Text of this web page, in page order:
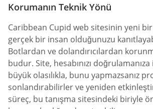
Korumanın Teknik Yönü
Caribbean Cupid web sitesinin yeni
gerçek bir insan olduğunuzu
Botlardan ve dolandırıcılardan
budur. Site, hesabınızı
büyük olasılıkla, bunu yapmazsanız
sonlandırabilirler ve yeniden
süreç, bu tanışma sitesindeki biriyle